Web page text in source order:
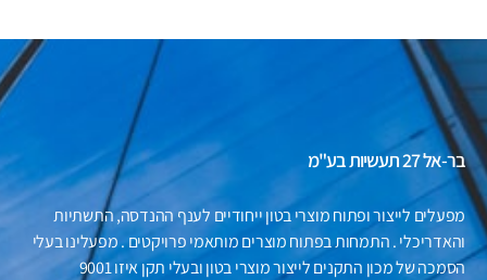
בר-אל 27 תעשיות בע"מ
מפעלים לייצור ופתוח מוצרי בטון ייחודיים לענף ההנדסה, התשתיות
והאדריכלי . התמחות בפתוח מוצרים מותאמי פרויקטים . מפעלינו בעלי
הסמכה של מכון התקנים לייצור מוצרי בטון ובעלי תקן איזו 9001